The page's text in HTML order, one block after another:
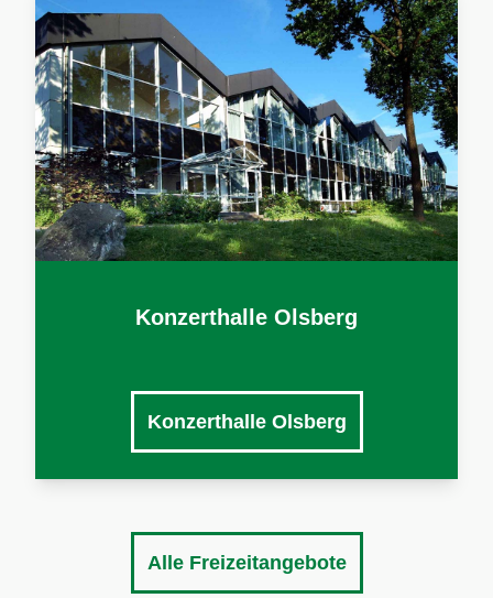
Konzerthalle Olsberg
Konzerthalle Olsberg
Alle Freizeitangebote